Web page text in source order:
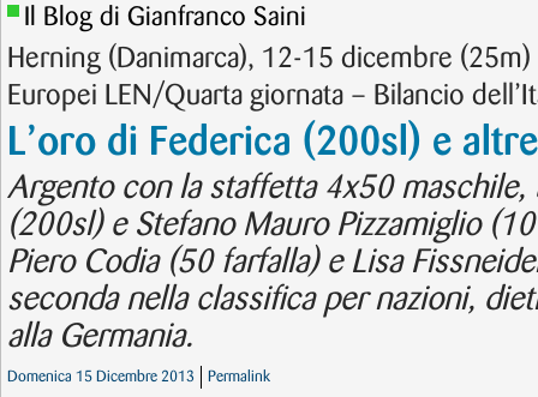
Il Blog di Gianfranco Saini
Herning (Danimarca), 12-15 dicembre
Europei LEN/Quarta giornata – Bilancio
L’oro di Federica (200sl) e
Argento con la staffetta 4x50
(200sl) e Stefano Mauro Pizzamiglio
Piero Codia (50 farfalla) e Lisa
seconda nella classifica per nazioni,
alla Germania.
Domenica 15 Dicembre 2013 Permalink